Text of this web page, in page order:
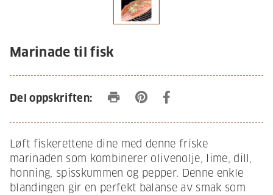
Marinade til fisk
Del oppskriften: print
Løft fiskerettene dine med denne friske
marinaden som kombinerer olivenolje, lime, dill,
honning, spisskummen og pepper. Denne enkle
blandingen gir en perfekt balanse av smak som